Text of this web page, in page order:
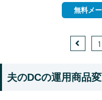
無料メ
1
夫のDCの運用商品